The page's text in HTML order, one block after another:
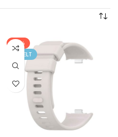
-40%
KIEMELT